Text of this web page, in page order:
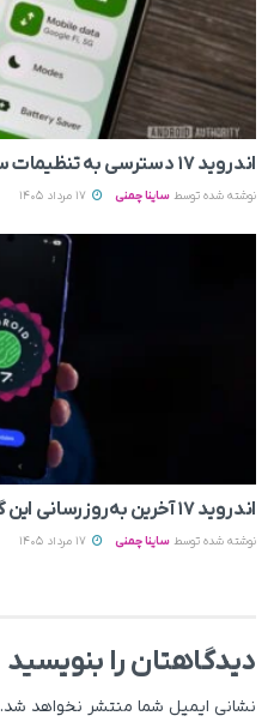
اندروید ۱۷ دسترسی به تنظیمات سریع را محدود می‌ کند
نوشته شده توسط ساینا چمنی
اندروید ۱۷ آخرین به‌روزرسانی این گوشی‌های سامسونگ است
نوشته شده توسط ساینا چمنی
دیدگاهتان را بنویسید
نشانی ایمیل شما منتشر نخواهد شد.